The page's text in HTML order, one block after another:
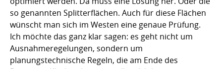
so genannten Splitterflächen. Auch für diese Flächen
wünscht man sich im Westen eine genaue Prüfung.
Ich möchte das ganz klar sagen: es geht nicht um
Ausnahmeregelungen, sondern um
planungstechnische Regeln, die am Ende des